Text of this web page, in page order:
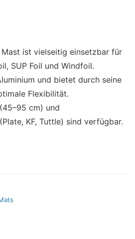
Mast ist vielseitig einsetzbar für
SUP Foil und Windfoil.
und bietet durch seine
Flexibilität.
cm) und
KF, Tuttle) sind verfügbar.